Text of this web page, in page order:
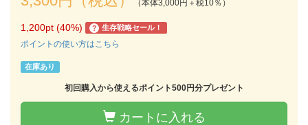
（本体3,000円＋税10％）
1,200pt (40%) ? 生存戦略セール！
ポイントの使い方はこちら
在庫あり
初回購入から使えるポイント500円分プレゼント
カートに入れる